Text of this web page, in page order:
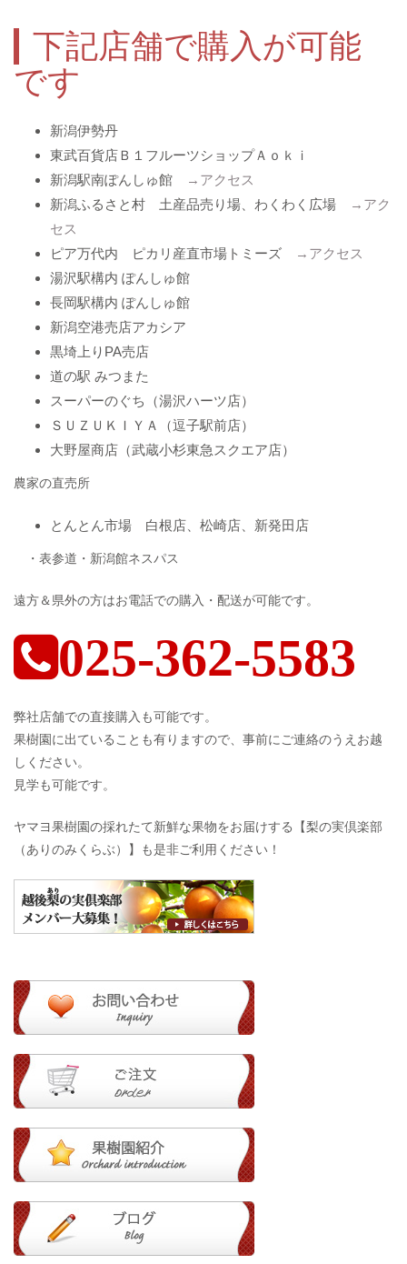
下記店舗で購入が可能
です
新潟伊勢丹
東武百貨店Ｂ１フルーツショップＡｏｋｉ
新潟駅南ぽんしゅ館
→アクセス
新潟ふるさと村 土産品売り場、わくわく広場
→アク
セス
ピア万代内 ピカリ産直市場トミーズ
→アクセス
湯沢駅構内 ぽんしゅ館
長岡駅構内 ぽんしゅ館
新潟空港売店アカシア
黒埼上りPA売店
道の駅 みつまた
スーパーのぐち（湯沢ハーツ店）
ＳＵＺＵＫＩＹＡ（逗子駅前店）
大野屋商店（武蔵小杉東急スクエア店）
農家の直売所
とんとん市場 白根店、松崎店、新発田店
・表参道・新潟館ネスパス
遠方＆県外の方はお電話での購入・配送が可能です。
025-362-5583
弊社店舗での直接購入も可能です。
果樹園に出ていることも有りますので、事前にご連絡のうえお越
しください。
見学も可能です。
ヤマヨ果樹園の採れたて新鮮な果物をお届けする【梨の実倶楽部
（ありのみくらぶ）】も是非ご利用ください！